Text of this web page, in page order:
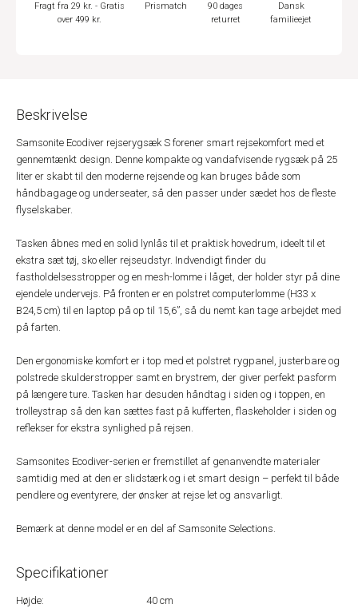
Fragt fra 29 kr. - Gratis
over 499 kr.
Prismatch
90 dages
returret
Dansk
familieejet
Beskrivelse
Samsonite Ecodiver rejserygsæk S forener smart rejsekomfort med et
gennemtænkt design. Denne kompakte og vandafvisende rygsæk på 25
liter er skabt til den moderne rejsende og kan bruges både som
håndbagage og underseater, så den passer under sædet hos de fleste
flyselskaber.
Tasken åbnes med en solid lynlås til et praktisk hovedrum, ideelt til et
ekstra sæt tøj, sko eller rejseudstyr. Indvendigt finder du
fastholdelsesstropper og en mesh-lomme i låget, der holder styr på dine
ejendele undervejs. På fronten er en polstret computerlomme (H33 x
B24,5 cm) til en laptop på op til 15,6”, så du nemt kan tage arbejdet med
på farten.
Den ergonomiske komfort er i top med et polstret rygpanel, justerbare og
polstrede skulderstropper samt en brystrem, der giver perfekt pasform
på længere ture. Tasken har desuden håndtag i siden og i toppen, en
trolleystrap så den kan sættes fast på kufferten, flaskeholder i siden og
reflekser for ekstra synlighed på rejsen.
Samsonites Ecodiver-serien er fremstillet af genanvendte materialer
samtidig med at den er slidstærk og i et smart design – perfekt til både
pendlere og eventyrere, der ønsker at rejse let og ansvarligt.
Bemærk at denne model er en del af Samsonite Selections.
Specifikationer
Højde: 40 cm